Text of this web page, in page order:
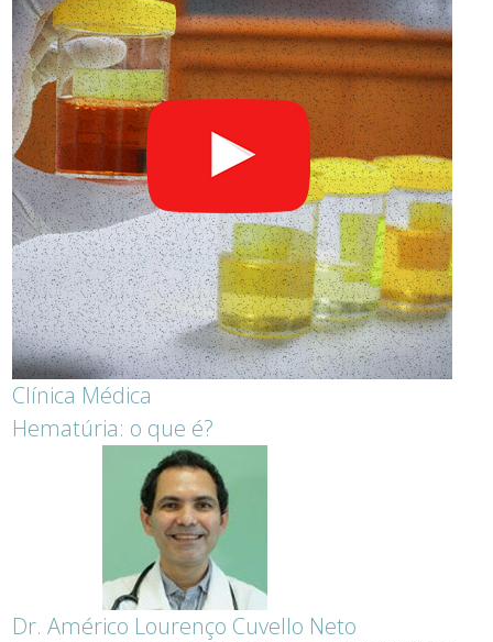
Clínica Médica
Hematúria: o que é?
Dr. Américo Lourenço Cuvello Neto